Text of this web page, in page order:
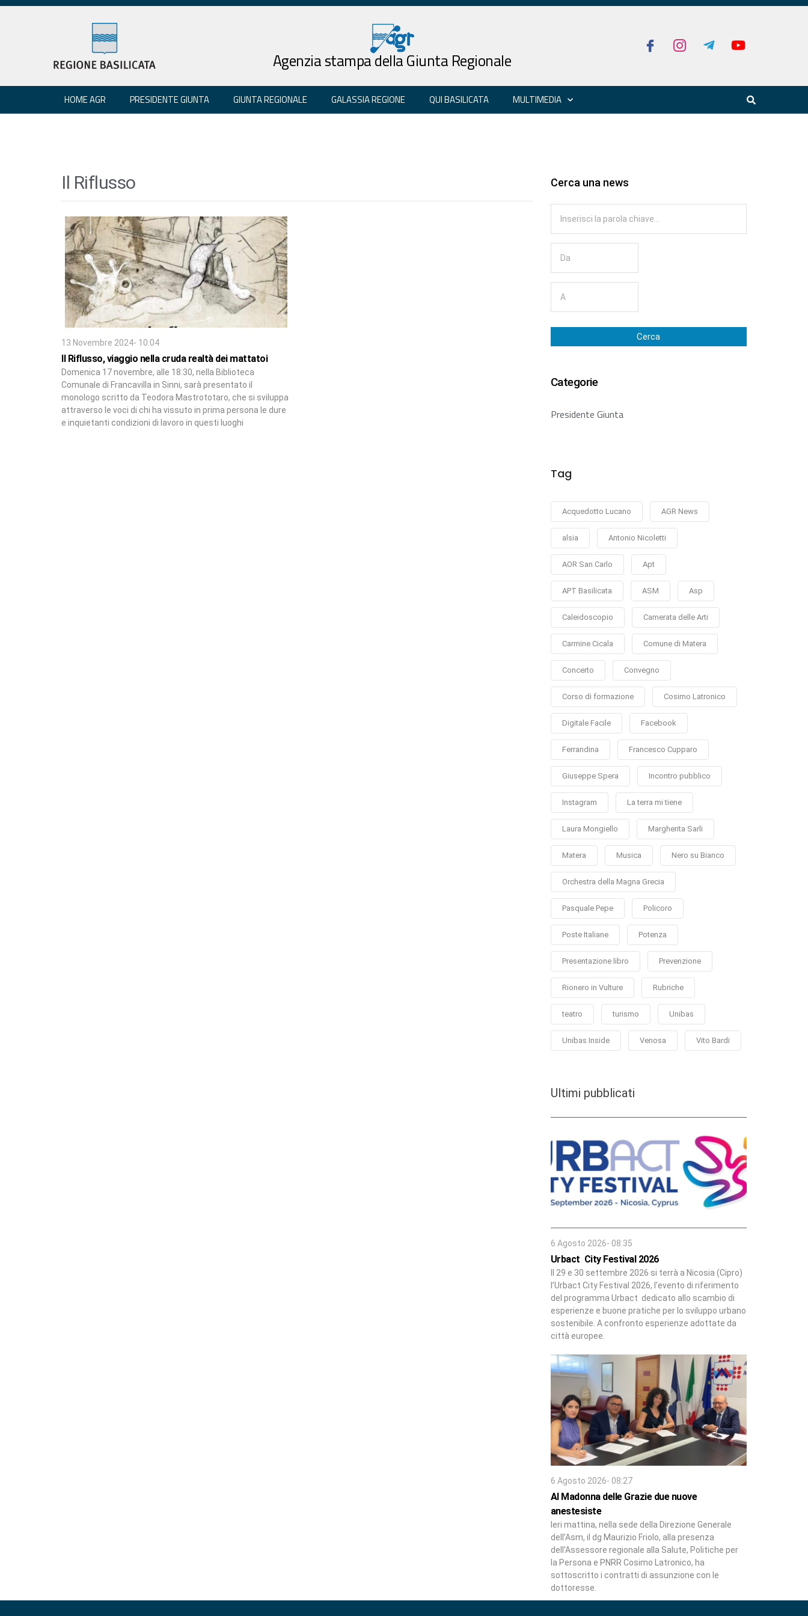
Agenzia stampa della Giunta Regionale
HOME AGR PRESIDENTE GIUNTA GIUNTA REGIONALE GALASSIA REGIONE QUI BASILICATA MULTIMEDIA
Il Riflusso
13 Novembre 2024- 10:04
Il Riflusso, viaggio nella cruda realtà dei mattatoi
Domenica 17 novembre, alle 18:30, nella Biblioteca
Comunale di Francavilla in Sinni, sarà presentato il
monologo scritto da Teodora Mastrototaro, che si sviluppa
attraverso le voci di chi ha vissuto in prima persona le dure
e inquietanti condizioni di lavoro in questi luoghi
Cerca una news
Cerca
Categorie
Presidente Giunta
Tag
Acquedotto Lucano AGR News
alsia Antonio Nicoletti
AOR San Carlo Apt
APT Basilicata ASM Asp
Caleidoscopio Camerata delle Arti
Carmine Cicala Comune di Matera
Concerto Convegno
Corso di formazione Cosimo Latronico
Digitale Facile Facebook
Ferrandina Francesco Cupparo
Giuseppe Spera Incontro pubblico
Instagram La terra mi tiene
Laura Mongiello Margherita Sarli
Matera Musica Nero su Bianco
Orchestra della Magna Grecia
Pasquale Pepe Policoro
Poste Italiane Potenza
Presentazione libro Prevenzione
Rionero in Vulture Rubriche
teatro turismo Unibas
Unibas Inside Venosa Vito Bardi
Ultimi pubblicati
6 Agosto 2026- 08:35
Urbact City Festival 2026
Il 29 e 30 settembre 2026 si terrà a Nicosia (Cipro)
l’Urbact City Festival 2026, l’evento di riferimento
del programma Urbact dedicato allo scambio di
esperienze e buone pratiche per lo sviluppo urbano
sostenibile. A confronto esperienze adottate da
città europee.
6 Agosto 2026- 08:27
Al Madonna delle Grazie due nuove
anestesiste
Ieri mattina, nella sede della Direzione Generale
dell’Asm, il dg Maurizio Friolo, alla presenza
dell’Assessore regionale alla Salute, Politiche per
la Persona e PNRR Cosimo Latronico, ha
sottoscritto i contratti di assunzione con le
dottoresse.